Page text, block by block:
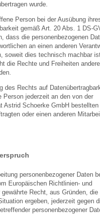
wurde.
Person bei der Ausübung
gemäß Art. 20 Abs. 1 DS-
dass die personenbezogenen
an einen anderen
soweit dies technisch machbar
die Rechte und Freiheiten
des Rechts auf
Person jederzeit an den von der
Astrid Schoerke GmbH bestellten
oder einen anderen
personenbezogener Daten
Europäischen Richtlinien- und
gewährte Recht, aus Gründen,
ergeben, jederzeit gegen
personenbezogener